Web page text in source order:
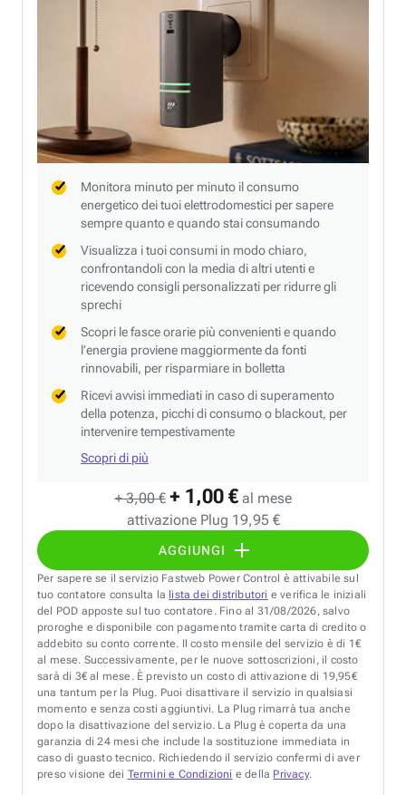
+ 3,00 € + 1,00 € al mese
attivazione Plug 19,95 €
AGGIUNGI
Monitora minuto per minuto il consumo
energetico dei tuoi elettrodomestici per sapere
sempre quanto e quando stai consumando
Visualizza i tuoi consumi in modo chiaro,
confrontandoli con la media di altri utenti e
ricevendo consigli personalizzati per ridurre gli
sprechi
Scopri le fasce orarie più convenienti e quando
l’energia proviene maggiormente da fonti
rinnovabili, per risparmiare in bolletta
Ricevi avvisi immediati in caso di superamento
della potenza, picchi di consumo o blackout, per
intervenire tempestivamente
Scopri di più
Per sapere se il servizio Fastweb Power Control è attivabile sul
tuo contatore consulta la lista dei distributori e verifica le iniziali
del POD apposte sul tuo contatore. Fino al 31/08/2026, salvo
proroghe e disponibile con pagamento tramite carta di credito o
addebito su conto corrente. Il costo mensile del servizio è di 1€
al mese. Successivamente, per le nuove sottoscrizioni, il costo
sarà di 3€ al mese. È previsto un costo di attivazione di 19,95€
una tantum per la Plug. Puoi disattivare il servizio in qualsiasi
momento e senza costi aggiuntivi. La Plug rimarrà tua anche
dopo la disattivazione del servizio. La Plug è coperta da una
garanzia di 24 mesi che include la sostituzione immediata in
caso di guasto tecnico. Richiedendo il servizio confermi di aver
preso visione dei Termini e Condizioni e della Privacy.